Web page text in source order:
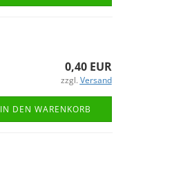
0,40 EUR
zzgl. Versand
IN DEN WARENKORB